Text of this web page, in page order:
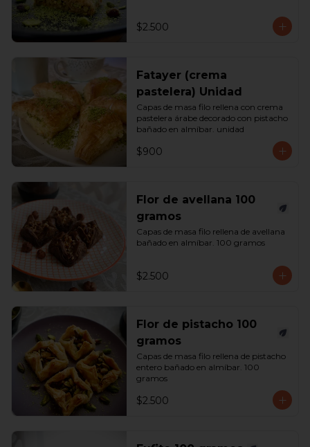
$2.500
Fatayer (crema
pastelera) Unidad
Capas de masa filo rellena con crema
pastelera árabe decorado con pistacho
bañado en almíbar. unidad
$900
Flor de avellana 100
gramos
Capas de masa filo rellena de avellana
bañado en almíbar. 100 gramos
$2.500
Flor de pistacho 100
gramos
Capas de masa filo rellena de pistacho
entero bañado en almíbar. 100
gramos
$2.500